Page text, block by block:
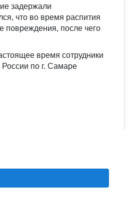
задержали
что во время распития
повреждения, после чего
время сотрудники
по г. Самаре